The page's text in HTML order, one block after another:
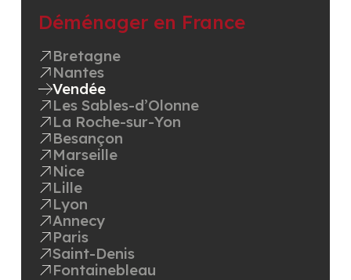
Déménager en France
Bretagne
Nantes
Vendée
Les Sables-d’Olonne
La Roche-sur-Yon
Besançon
Marseille
Nice
Lille
Lyon
Annecy
Paris
Saint-Denis
Fontainebleau